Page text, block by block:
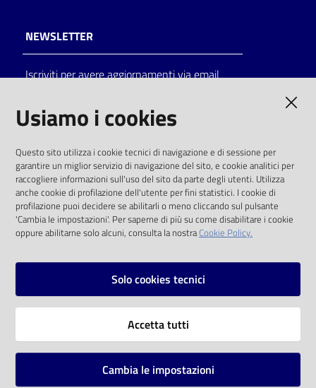
on line
Eventi
Chiedi al
bibliotecario
Avvisi
NEWSLETTER
Iscriviti per avere aggiornamenti via email
solo alle condizioni previste dalla direttiva
comunitaria 2003/98/CE e dal d.lgs. 36/2006
SOCIAL
Instagram
Vai alla pagina
Usiamo i cookies
Questo sito utilizza i cookie tecnici di navigazione e di sessione per
garantire un miglior servizio di navigazione del sito, e cookie analitici per
raccogliere informazioni sull'uso del sito da parte degli utenti. Utilizza
anche cookie di profilazione dell'utente per fini statistici. I cookie di
profilazione puoi decidere se abilitarli o meno cliccando sul pulsante
'Cambia le impostazioni'. Per saperne di più su come disabilitare i cookie
oppure abilitarne solo alcuni, consulta la nostraCookie Policy.
Solo cookies tecnici
Accetta tutti
Cambia le impostazioni